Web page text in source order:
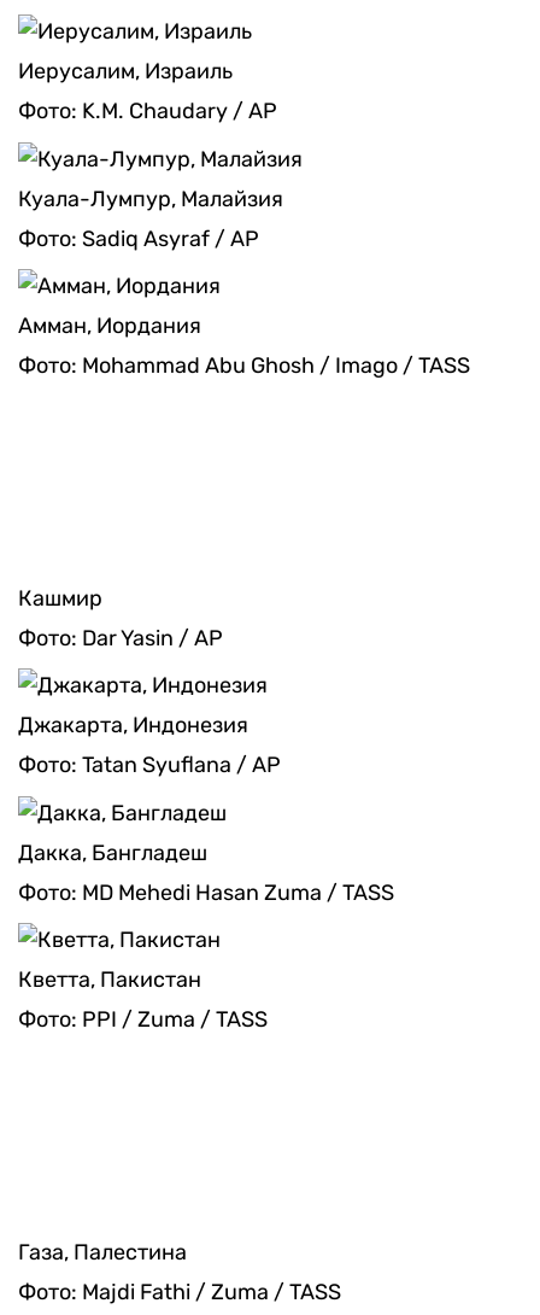
Иерусалим, Израиль
Фото: K.M. Chaudary / AP
Куала-Лумпур, Малайзия
Фото: Sadiq Asyraf / AP
Амман, Иордания
Фото: Mohammad Abu Ghosh / Imago / TASS
Фото: Tatan Syuflana / AP